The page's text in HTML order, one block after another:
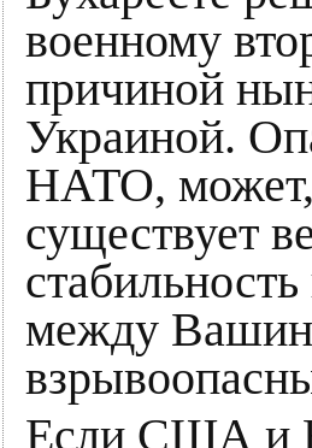
военному
причиной
Украиной.
НАТО, может,
существует
между
Если США и